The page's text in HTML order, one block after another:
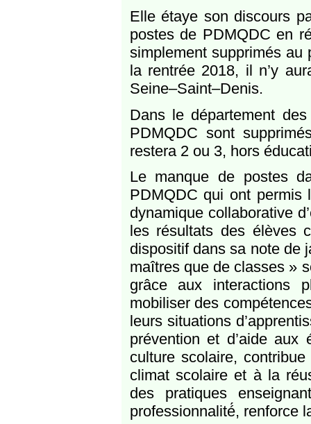
Elle étaye son discours
postes de PDMQDC en
simplement supprimés
la rentrée 2018, il n’y
Seine–Saint–Denis.
Dans le département
PDMQDC sont
restera 2 ou 3, hors
Le manque de postes
PDMQDC qui ont permis
dynamique collaborative
les résultats des élèves
dispositif dans sa note de
maîtres que de classes »
grâce aux interactions
mobiliser des
leurs situations
prévention et d’aide
culture scolaire,
climat scolaire et à la
des pratiques
professionnalité́, renforce